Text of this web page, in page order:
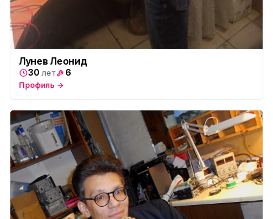
Лунев Леонид
30 лет 6
Профиль →